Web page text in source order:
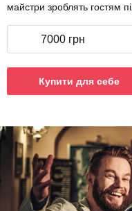
майстри зроблять гостям
7000 грн
Купити для себе